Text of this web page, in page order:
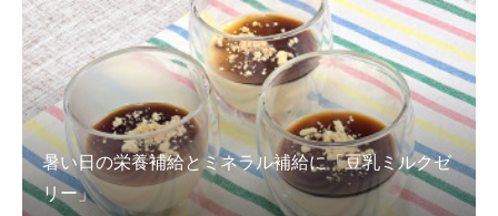
暑い日の栄養補給とミネラル補給に「豆乳ミルクゼ
リー」